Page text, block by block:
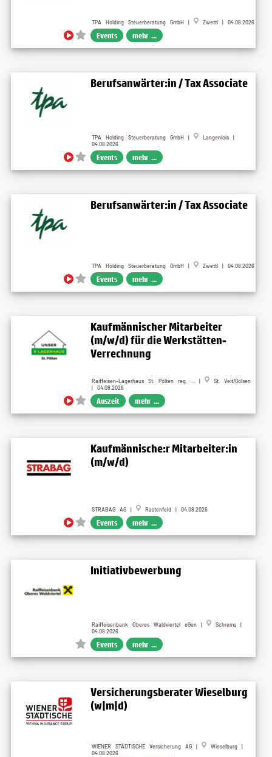
TPA Holding Steuerberatung GmbH | Zwettl | 04.08.2026
Events mehr ...
Berufsanwärter:in / Tax Associate
TPA Holding Steuerberatung GmbH |
Langenlois |
04.08.2026
Events mehr ...
Berufsanwärter:in / Tax Associate
TPA Holding Steuerberatung GmbH | Zwettl | 04.08.2026
Events mehr ...
Kaufmännischer Mitarbeiter
(m/w/d) für die Werkstätten-
Verrechnung
Raiffeisen-Lagerhaus St. Pölten reg. ... |
St. Veit/Gölsen
| 04.08.2026
Auszeit mehr ...
Kaufmännische:r Mitarbeiter:in
(m/w/d)
STRABAG AG | Rastenfeld | 04.08.2026
Events mehr ...
Initiativbewerbung
Raiffeisenbank Oberes Waldviertel eGen |
Schrems |
04.08.2026
Events mehr ...
Versicherungsberater Wieselburg
(w|m|d)
WIENER STÄDTISCHE Versicherung AG |
Wieselburg |
04.08.2026